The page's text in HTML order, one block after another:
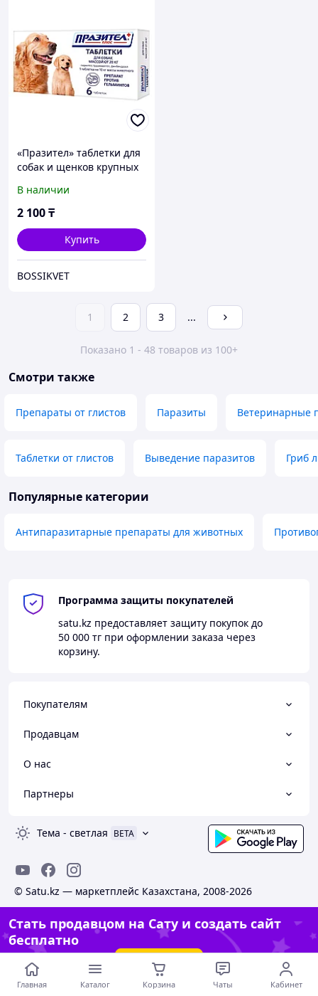
«Празител» таблетки для
собак и щенков крупных
В наличии
2 100₸
Купить
BOSSIKVET
1 2 3 ...
Показано 1 - 48 товаров из 100+
Смотри также
Препараты от глистов Паразиты Ветеринарные
Таблетки от глистов Выведение паразитов Гриб
Популярные категории
Антипаразитарные препараты для животных
Программа защиты покупателей
satu.kz предоставляет защиту покупок до
50 000 тг при оформлении заказа через
корзину.
Покупателям
Продавцам
О нас
Партнеры
Тема - светлая BETA
© Satu.kz — маркетплейс Казахстана, 2008-2026
Стать продавцом на Сату и создать сайт
бесплатно
Создать сайт
Главная Каталог Корзина Чаты Кабинет